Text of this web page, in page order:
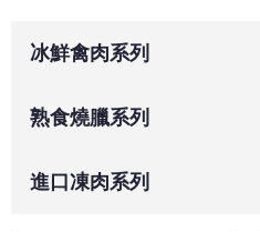
冰鮮禽肉系列
熟食燒臘系列
進口凍肉系列